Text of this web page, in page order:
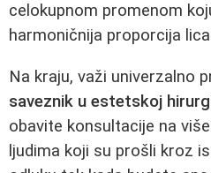
celokupnom promenom
harmoničnija proporcija
Na kraju, važi univerzalno
saveznik u estetskoj
obavite konsultacije na
ljudima koji su prošli kroz